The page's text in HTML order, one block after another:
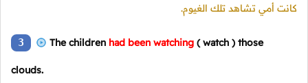
كانت أمي تشاهد تلك الغيوم.
3 The children had been watching ( watch ) those
clouds.